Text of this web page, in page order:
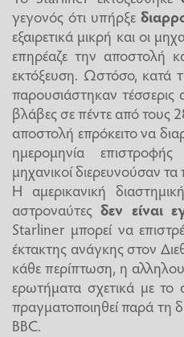
γεγονός ότι υπήρξε
εξαιρετικά μικρή και οι
επηρέαζε την αποστολή
εκτόξευση. Ωστόσο, κατά
παρουσιάστηκαν
βλάβες σε πέντε από τους
αποστολή επρόκειτο να
ημερομηνία
μηχανικοί διερευνούσαν
Η αμερικανική
αστροναύτεςδεν είναι
Starliner μπορεί να
έκτακτης ανάγκης στον
κάθε περίπτωση, η
ερωτήματα σχετικά με το
πραγματοποιηθεί παρά τη
BBC.